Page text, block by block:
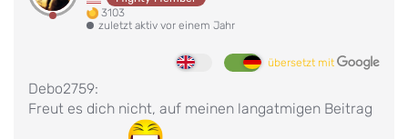
3103
zuletzt aktiv vor einem Jahr
übersetzt mit
Debo2759:
Freut es dich nicht, auf meinen langatmigen Beitrag